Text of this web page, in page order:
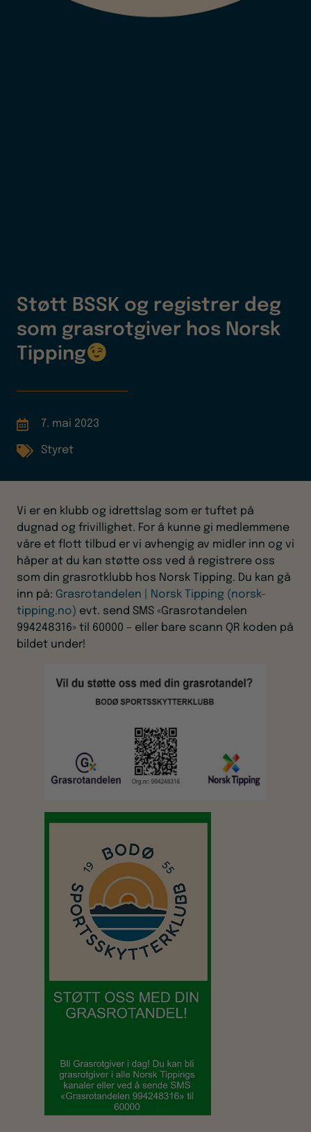
Støtt BSSK og registrer deg
som grasrotgiver hos Norsk
Tipping
7. mai 2023
Styret
Vi er en klubb og idrettslag som er tuftet på
dugnad og frivillighet. For å kunne gi medlemmene
våre et flott tilbud er vi avhengig av midler inn og vi
håper at du kan støtte oss ved å registrere oss
som din grasrotklubb hos Norsk Tipping. Du kan gå
inn på: Grasrotandelen | Norsk Tipping (norsk-
tipping.no) evt. send SMS «Grasrotandelen
994248316» til 60000 – eller bare scann QR koden på
bildet under!